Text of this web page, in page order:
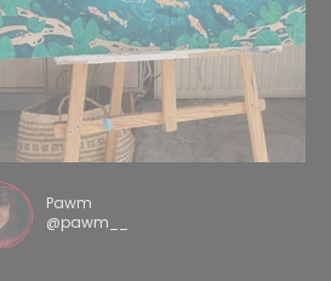
Pawm
@pawm__